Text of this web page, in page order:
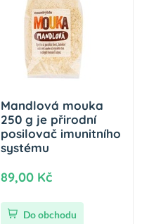
Mandlová mouka
250 g je přirodní
posilovač imunitního
systému
89,00 Kč
Do obchodu